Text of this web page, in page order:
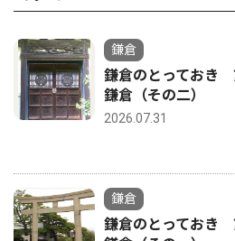
鎌倉
鎌倉のとっておき
鎌倉（その二）
2026.07.31
鎌倉
鎌倉のとっておき